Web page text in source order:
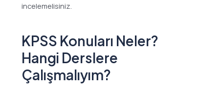
incelemelisiniz.
KPSS Konuları Neler?
Hangi Derslere
Çalışmalıyım?